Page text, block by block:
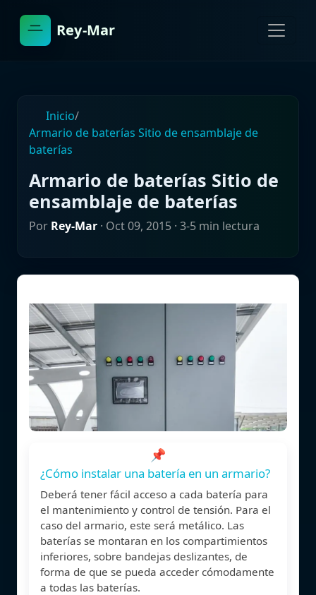
Rey-Mar
Inicio/
Armario de baterías Sitio de ensamblaje de
baterías
Armario de baterías Sitio de
ensamblaje de baterías
Por Rey-Mar · Oct 09, 2015 · 3-5 min lectura
📌
¿Cómo instalar una batería en un armario?
Deberá tener fácil acceso a cada batería para
el mantenimiento y control de tensión. Para el
caso del armario, este será metálico. Las
baterías se montaran en los compartimientos
inferiores, sobre bandejas deslizantes, de
forma de que se pueda acceder cómodamente
a todas las baterías.